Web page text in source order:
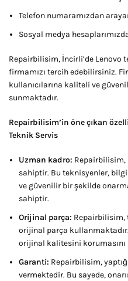
Telefon numaramızdan
Sosyal medya
Repairbilisim, İncirli’de Lenovo
firmamızı tercih edebilirsiniz.
kullanıcılarına kaliteli ve
sunmaktadır.
Repairbilisim’in öne çıkan
Teknik Servis
Uzman kadro: Repairbilisim,
sahiptir. Bu teknisyenler,
ve güvenilir bir şekilde
sahiptir.
Orijinal parça: Repairbilisim,
orijinal parça kullanmaktadır.
orijinal kalitesini korumasını
Garanti: Repairbilisim,
vermektedir. Bu sayede,